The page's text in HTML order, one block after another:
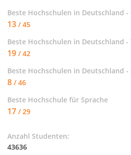
Beste Hochschulen in Deutschland -
13 / 45
Beste Hochschulen in Deutschland -
19 / 42
Beste Hochschulen in Deutschland -
8 / 46
Beste Hochschule für Sprache
17 / 29
Anzahl Studenten:
43636